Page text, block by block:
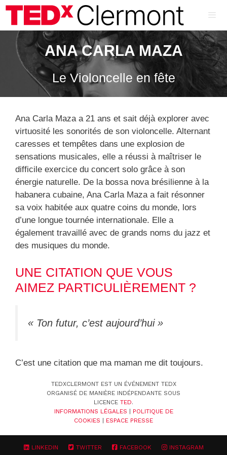
Aller
contenu
ANA CARLA MAZA
Le Violoncelle en fête
Ana Carla Maza a 21 ans et sait déjà explorer avec
virtuosité les sonorités de son violoncelle. Alternant
caresses et tempêtes dans une explosion de
sensations musicales, elle a réussi à maîtriser le
difficile exercice du concert solo grâce à son
énergie naturelle. De la bossa nova brésilienne à la
habanera cubaine, Ana Carla Maza a fait résonner
sa voix habitée aux quatre coins du monde, lors
d’une longue tournée internationale. Elle a
également travaillé avec de grands noms du jazz et
des musiques du monde.
UNE CITATION QUE VOUS
AIMEZ PARTICULIÈREMENT ?
« Ton futur, c’est aujourd’hui »
C’est une citation que ma maman me dit toujours.
TEDXCLERMONT EST UN ÉVÉNEMENT TEDX
ORGANISÉ DE MANIÈRE INDÉPENDANTE SOUS
LICENCE TED.
INFORMATIONS LÉGALES | POLITIQUE DE
COOKIES | ESPACE PRESSE
LINKEDIN TWITTER FACEBOOK INSTAGRAM